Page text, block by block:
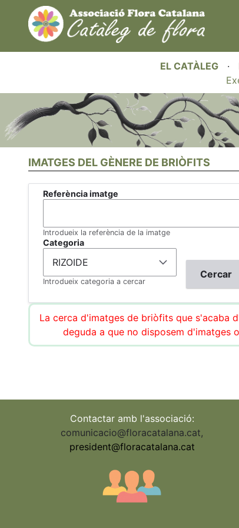
EL CATÀLEG ·
IMATGES DEL GÈNERE DE BRIÒFITS
Referència imatge
Introdueix la referència de la imatge
Categoria
Introdueix categoria a cercar
La cerca d'imatges de briòfits que s'acaba
deguda a que no disposem d'imatges
Contactar amb l'associació:
comunicacio@floracatalana.cat,
president@floracatalana.cat